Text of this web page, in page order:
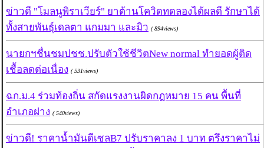
ข่าวดี "โมลนูพิราเวียร์" ยาต้านโควิดทดลองได้ผลดี รักษาได้
ทั้งสายพันธุ์เดลตา แกมมา และมิว ( 894views)
นายกฯชื่นชมปชช.ปรับตัวใช้ชีวิตNew normal ทำยอดผู้ติด
เชื้อลดต่อเนื่อง ( 531views)
ฉก.ม.4 ร่วมท้องถิ่น สกัดแรงงานผิดกฎหมาย 15 คน พื้นที่
อำเภอฝาง ( 540views)
ข่าวดี! ราคาน้ำมันดีเซลB7 ปรับราคาลง 1 บาท ตรึงราคาไม่